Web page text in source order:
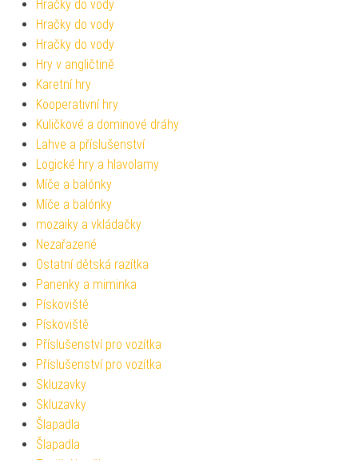
Hračky do vody
Hračky do vody
Hračky do vody
Hry v angličtině
Karetní hry
Kooperativní hry
Kuličkové a dominové dráhy
Lahve a příslušenství
Logické hry a hlavolamy
Míče a balónky
Míče a balónky
mozaiky a vkládačky
Nezařazené
Ostatní dětská razítka
Panenky a miminka
Pískoviště
Pískoviště
Příslušenství pro vozítka
Příslušenství pro vozítka
Skluzavky
Skluzavky
Šlapadla
Šlapadla